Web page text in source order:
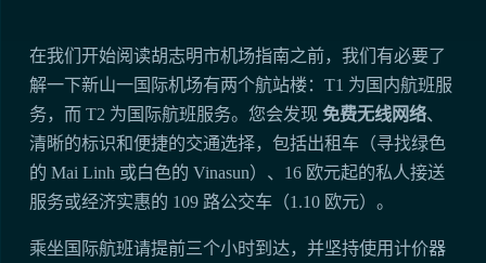
在我们开始阅读胡志明市机场指南之前，我们有必要了
解一下新山一国际机场有两个航站楼：T1 为国内航班服
务，而 T2 为国际航班服务。您会发现免费无线网络、
清晰的标识和便捷的交通选择，包括出租车（寻找绿色
的 Mai Linh 或白色的 Vinasun）、16 欧元起的私人接送
服务或经济实惠的 109 路公交车（1.10 欧元）。
乘坐国际航班请提前三个小时到达，并坚持使用计价器